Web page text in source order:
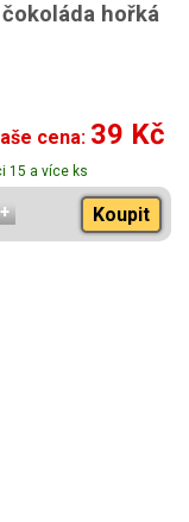
hořká
cena: 39 Kč
15 a více ks
Koupit